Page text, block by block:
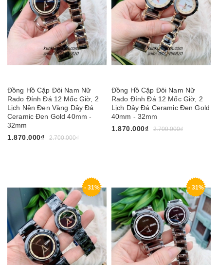
Đồng Hồ Cặp Đôi Nam Nữ
Rado Đính Đá 12 Mốc Giờ, 2
Lịch Nền Đen Vàng Dây Đá
Ceramic Đen Gold 40mm -
32mm
1.870.000₫
2.700.000₫
Đồng Hồ Cặp Đôi Nam Nữ
Rado Đính Đá 12 Mốc Giờ, 2
Lịch Dây Đá Ceramic Đen Gold
40mm - 32mm
1.870.000₫
2.700.000₫
- 31% - 31%